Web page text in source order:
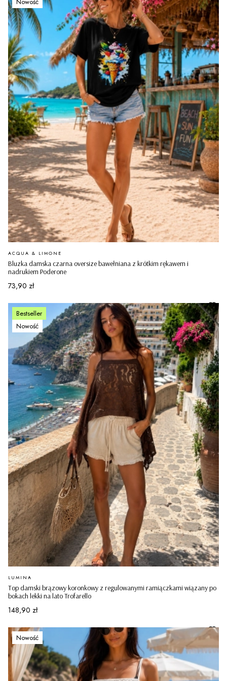
Bluzka damska czarna oversize bawełniana z krótkim rękawem i
nadrukiem Poderone
PRODUCENT
ACQUA & LIMONE
Cena
73,90 zł
Bestseller
Nowość
Top damski brązowy koronkowy z regulowanymi ramiączkami wiązany po
bokach lekki na lato Trofarello
PRODUCENT
LUMINA
Cena
148,90 zł
Nowość